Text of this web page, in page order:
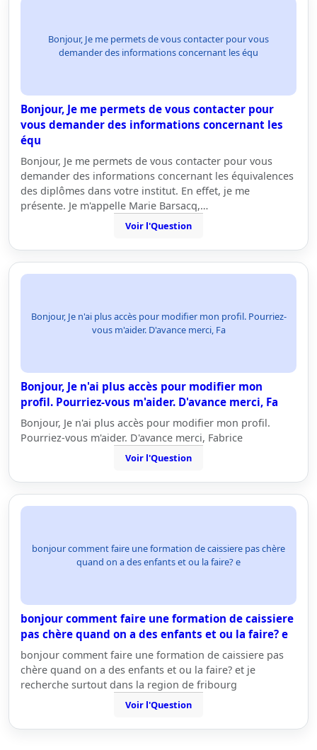
Bonjour, Je me permets de vous contacter pour vous
demander des informations concernant les équ
Bonjour, Je me permets de vous contacter pour
vous demander des informations concernant les
équ
Bonjour, Je me permets de vous contacter pour vous
demander des informations concernant les équivalences
des diplômes dans votre institut. En effet, je me
présente. Je m'appelle Marie Barsacq,…
Voir l'Question
Bonjour, Je n'ai plus accès pour modifier mon profil. Pourriez-
vous m'aider. D'avance merci, Fa
Bonjour, Je n'ai plus accès pour modifier mon
profil. Pourriez-vous m'aider. D'avance merci, Fa
Bonjour, Je n'ai plus accès pour modifier mon profil.
Pourriez-vous m'aider. D'avance merci, Fabrice
Voir l'Question
bonjour comment faire une formation de caissiere pas chère
quand on a des enfants et ou la faire? e
bonjour comment faire une formation de caissiere
pas chère quand on a des enfants et ou la faire? e
bonjour comment faire une formation de caissiere pas
chère quand on a des enfants et ou la faire? et je
recherche surtout dans la region de fribourg
Voir l'Question